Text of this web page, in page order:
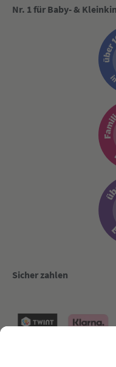
Nr. 1 für Baby- &
Sicher zahlen